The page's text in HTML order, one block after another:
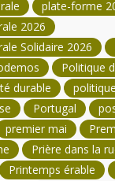
plate-forme
2026
Solidaire 2026
Politique
durable
Portugal
premier mai
Prière dans la
Printemps érable